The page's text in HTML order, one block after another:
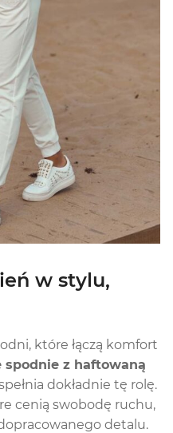
w stylu,
które łączą komfort
spodnie z haftowaną
dokładnie tę rolę.
cenią swobodę ruchu,
detalu.